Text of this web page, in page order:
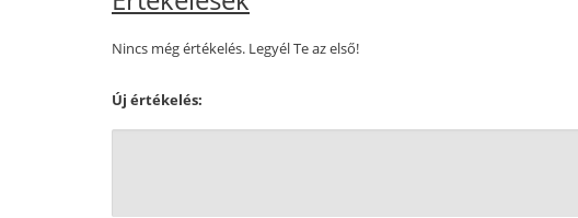
Nincs még értékelés. Legyél Te az első!
Új értékelés: